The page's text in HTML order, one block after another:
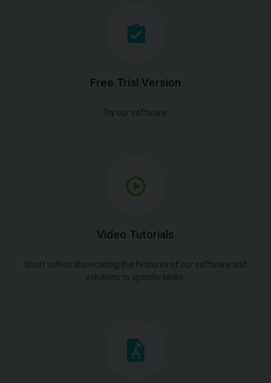
Free Trial Version
Try our software.
Video Tutorials
Short videos showcasing the features of our software and
solutions to specific tasks.